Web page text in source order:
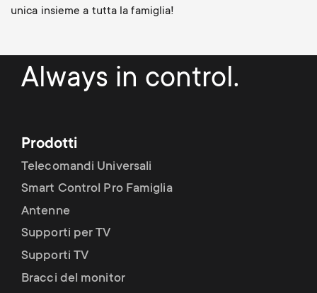
unica insieme a tutta la famiglia!
Always in control.
Prodotti
Telecomandi Universali
Smart Control Pro Famiglia
Antenne
Supporti per TV
Supporti TV
Bracci del monitor